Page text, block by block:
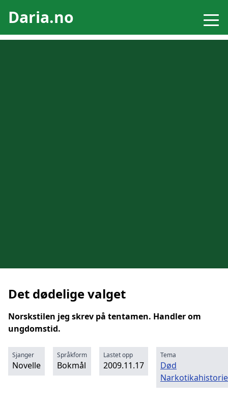
Daria.no
Det dødelige valget
Norskstilen jeg skrev på tentamen. Handler om
ungdomstid.
Sjanger
Novelle
Språkform
Bokmål
Lastet opp
2009.11.17
Tema
Død